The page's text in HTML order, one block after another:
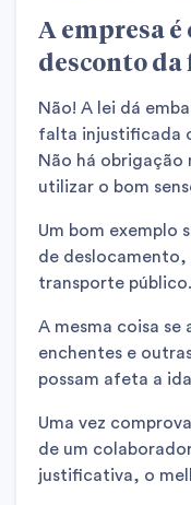
A empresa
desconto
Não! A lei dá
falta injustificada
Não há obrigação
utilizar o bom
Um bom exemplo
de deslocamento,
transporte público.
A mesma coisa
enchentes e
possam afeta a
Uma vez
de um
justificativa, o